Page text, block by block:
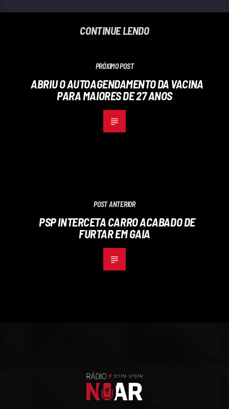
CONTINUE LENDO
PRÓXIMO POST
ABRIU O AUTOAGENDAMENTO DA VACINA
PARA MAIORES DE 27 ANOS
POST ANTERIOR
PSP INTERCETA CARRO ACABADO DE
FURTAR EM GAIA